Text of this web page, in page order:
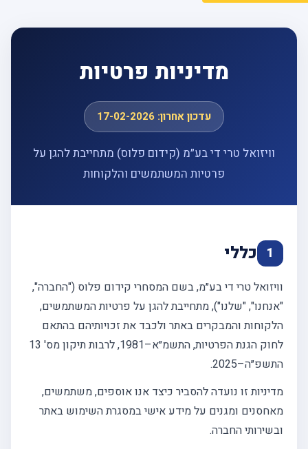
מדיניות פרטיות
עדכון אחרון: 17-02-2026
וויזואל טרי די בע״מ (קידום פלוס) מתחייבת להגן על
פרטיות המשתמשים והלקוחות
1 כללי
וויזואל טרי די בע״מ, בשם המסחרי קידום פלוס ("החברה",
"אנחנו", "שלנו"), מתחייבת להגן על פרטיות המשתמשים,
הלקוחות והמבקרים באתר ולכבד את זכויותיהם בהתאם
לחוק הגנת הפרטיות, התשמ״א–1981, לרבות תיקון מס' 13
התשפ״ה–2025.
מדיניות זו נועדה להסביר כיצד אנו אוספים, משתמשים,
מאחסנים ומגנים על מידע אישי במסגרת השימוש באתר
ובשירותי החברה.